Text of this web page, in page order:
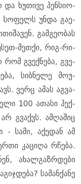
და ხუ­თი­ვე პენ­სი­ო­
სო­ფელს უნდა გა­ე­
გამ­გე­ო­ბას
მეთ­ქი, რიგ-რი­
რომ გვექ­ნე­ბა, გვე­
სიბ­ნე­ლე მო­უ­
ვერც ამას აგ­ვა­
100 ათა­სი ჰექ­
გვაქვს. ამ­ღა­შიც
- სამი, აქე­დან ამ
კა­ცი­ღა რჩე­ბა.
ახალ­გაზ­რდე­ბი
სა­მან­ქა­ნე